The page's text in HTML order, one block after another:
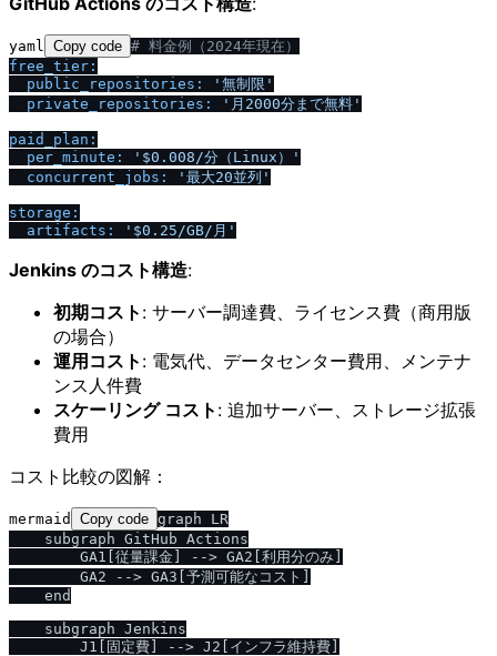
yaml Copy code # 料金例（2024年現在）
free_tier:
public_repositories:
'無制限'
private_repositories:
'月2000分まで無料'
paid_plan:
per_minute:
'$0.008 /分（Linux）'
concurrent_jobs:
'最大20並列'
storage:
artifacts:
'$0.25 /GB/ 月'
Jenkins のコスト構造:
初期コスト : サーバー調達費、ライセンス費（商用版
の場合）
運用コスト : 電気代、データセンター費用、メンテナ
ンス人件費
スケーリング コスト : 追加サーバー、ストレージ拡張
費用
コスト比較の図解：
mermaid Copy code graph LR
    subgraph GitHub Actions
        GA1[従量課金] --> GA2[利用分のみ]
        GA2 --> GA3[予測可能なコスト]
    end
    subgraph Jenkins
        J1[固定費] --> J2[インフラ維持費]